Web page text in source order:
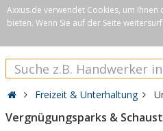
Axxus.de verwendet Cookies, um Ihnen
bieten. Wenn Sie auf der Seite
Freizeit & Unterhaltung
Vergnügungsparks &